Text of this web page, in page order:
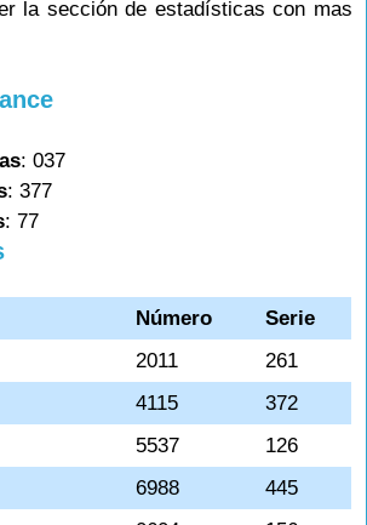
la sección de estadísticas con mas
: 037
: 377
: 77
Número
Serie
2011
261
4115
372
5537
126
6988
445